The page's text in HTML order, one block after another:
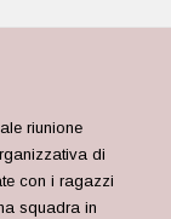
riunione
di
con i ragazzi
squadra in